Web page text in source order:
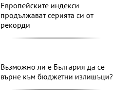
Европейските индекси
продължават серията си от
рекорди
Възможно ли е България да се
върне към бюджетни излишъци?